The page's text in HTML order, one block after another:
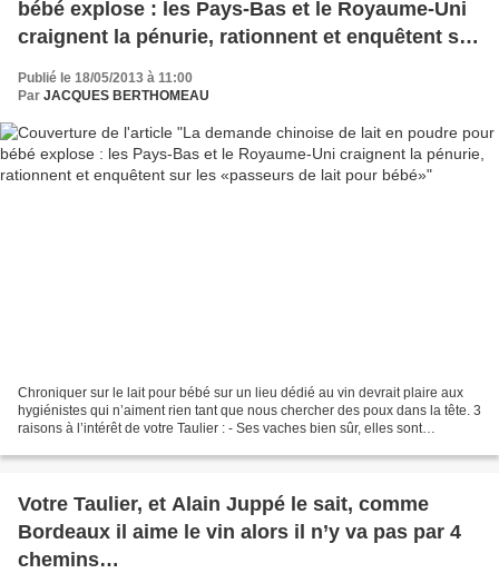
bébé explose : les Pays-Bas et le Royaume-Uni
craignent la pénurie, rationnent et enquêtent sur
Publié le 18/05/2013 à 11:00
Par JACQUES BERTHOMEAU
Chroniquer sur le lait pour bébé sur un lieu dédié au vin devrait plaire aux
hygiénistes qui n’aiment rien tant que nous chercher des poux dans la tête. 3
raisons à l’intérêt de votre Taulier : - Ses vaches bien sûr, elles sont
Votre Taulier, et Alain Juppé le sait, comme
Bordeaux il aime le vin alors il n’y va pas par 4
chemins…